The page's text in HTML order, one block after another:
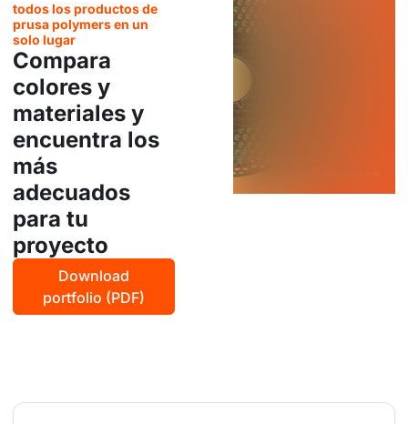
todos los productos de
prusa polymers en un
solo lugar
Compara
colores y
materiales y
encuentra los
más
adecuados
para tu
proyecto
Download
portfolio (PDF)